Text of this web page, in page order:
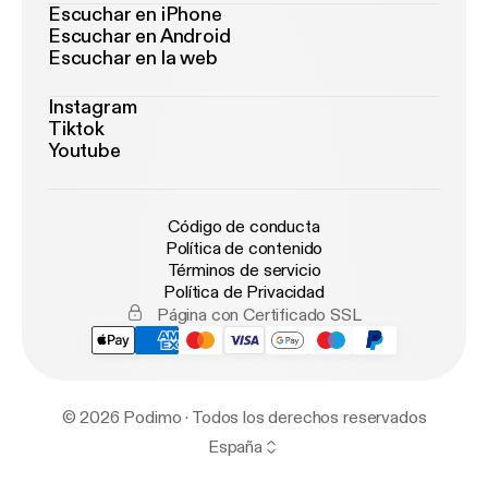
Escuchar en iPhone
Escuchar en Android
Escuchar en la web
Instagram
Tiktok
Youtube
Código de conducta
Política de contenido
Términos de servicio
Política de Privacidad
Página con Certificado SSL
© 2026 Podimo · Todos los derechos reservados
España